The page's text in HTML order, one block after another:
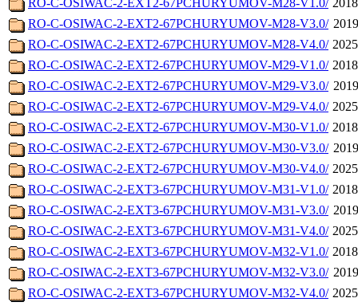
RO-C-OSIWAC-2-EXT2-67PCHURYUMOV-M28-V1.0/
RO-C-OSIWAC-2-EXT2-67PCHURYUMOV-M28-V3.0/
RO-C-OSIWAC-2-EXT2-67PCHURYUMOV-M28-V4.0/
RO-C-OSIWAC-2-EXT2-67PCHURYUMOV-M29-V1.0/
RO-C-OSIWAC-2-EXT2-67PCHURYUMOV-M29-V3.0/
RO-C-OSIWAC-2-EXT2-67PCHURYUMOV-M29-V4.0/
RO-C-OSIWAC-2-EXT2-67PCHURYUMOV-M30-V1.0/
RO-C-OSIWAC-2-EXT2-67PCHURYUMOV-M30-V3.0/
RO-C-OSIWAC-2-EXT2-67PCHURYUMOV-M30-V4.0/
RO-C-OSIWAC-2-EXT3-67PCHURYUMOV-M31-V1.0/
RO-C-OSIWAC-2-EXT3-67PCHURYUMOV-M31-V3.0/
RO-C-OSIWAC-2-EXT3-67PCHURYUMOV-M31-V4.0/
RO-C-OSIWAC-2-EXT3-67PCHURYUMOV-M32-V1.0/
RO-C-OSIWAC-2-EXT3-67PCHURYUMOV-M32-V3.0/
RO-C-OSIWAC-2-EXT3-67PCHURYUMOV-M32-V4.0/